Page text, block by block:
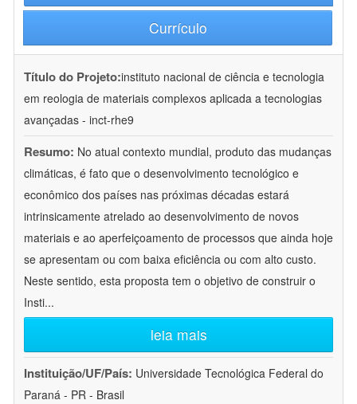
Currículo
Título do Projeto:instituto nacional de ciência e tecnologia
em reologia de materiais complexos aplicada a tecnologias
avançadas - inct-rhe9
Resumo: No atual contexto mundial, produto das mudanças
climáticas, é fato que o desenvolvimento tecnológico e
econômico dos países nas próximas décadas estará
intrinsicamente atrelado ao desenvolvimento de novos
materiais e ao aperfeiçoamento de processos que ainda hoje
se apresentam ou com baixa eficiência ou com alto custo.
Neste sentido, esta proposta tem o objetivo de construir o
Insti...
leia mais
Instituição/UF/País: Universidade Tecnológica Federal do
Paraná - PR - Brasil